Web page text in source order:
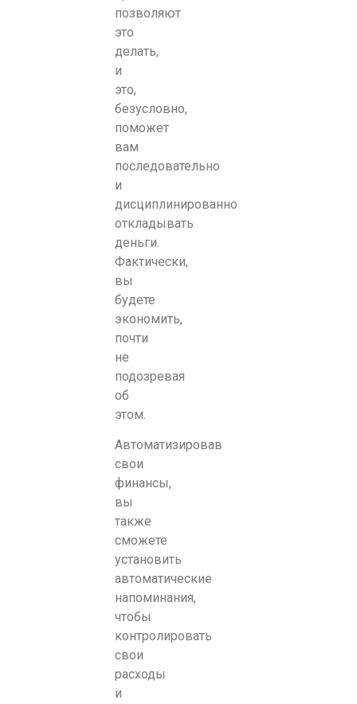
позволяют
это
делать,
и
это,
безусловно,
поможет
вам
последовательно
и
дисциплинированно
откладывать
деньги.
Фактически,
вы
будете
экономить,
почти
не
подозревая
об
этом.
Автоматизировав
свои
финансы,
вы
также
сможете
установить
автоматические
напоминания,
чтобы
контролировать
свои
расходы
и